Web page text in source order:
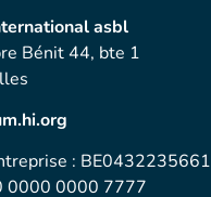
asbl
Bénit 44, bte 1
: BE0432235661
0000 0000 7777